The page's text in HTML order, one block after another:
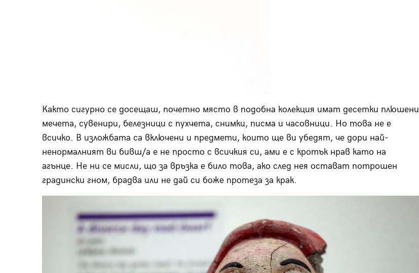
Както сигурно се досещаш, почетно място в подобна колекция имат десетки плюшени
мечета, сувенири, белезници с пухчета, снимки, писма и часовници. Но това не е
всичко. В изложбата са включени и предмети, които ще ви убедят, че дори най-
ненормалният ви бивш/а е не просто с всичкия си, ами е с кротък нрав като на
агънце. Не ни се мисли, що за връзка е било това, ако след нея остават потрошен
градински гном, брадва или не дай си боже протеза за крак.